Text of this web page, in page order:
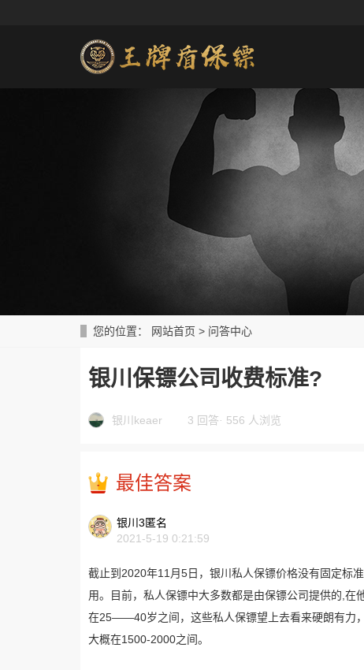
您的位置： 网站首页 > 问答中心
银川保镖公司收费标准?
银川keaer 3 回答· 556 人浏览
最佳答案
银川3匿名
2021-5-19 0:21:59
截止到2020年11月5日，银川私人保镖价格没有固定标
用。目前，私人保镖中大多数都是由保镖公司提供的,
在25——40岁之间，这些私人保镖望上去看来硬朗有力
大概在1500-2000之间。